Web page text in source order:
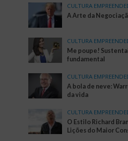
CULTURA
A Arte da
CULTURA
Me poupe!
fundamental
CULTURA
A bola de neve:
da vida
CULTURA
O Estilo Richard
Lições do Maior